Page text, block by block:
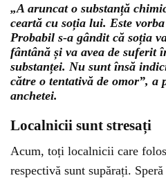
„A aruncat o substanță
ceartă cu soția lui. Este
Probabil s-a gândit că soția
fântână și va avea de suferit
substanței. Nu sunt însă
către o tentativă de omor”, a
anchetei.
Localnicii sunt stresați
Acum, toți localnicii care
respectivă sunt supărați.